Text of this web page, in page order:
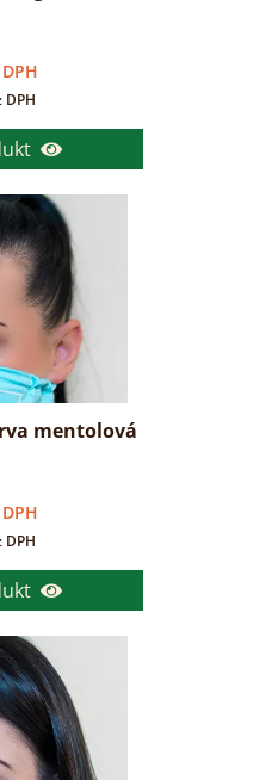
DPH
mentolová
DPH